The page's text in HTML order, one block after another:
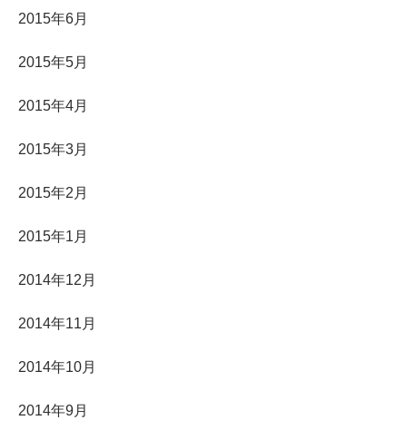
2015年6月
2015年5月
2015年4月
2015年3月
2015年2月
2015年1月
2014年12月
2014年11月
2014年10月
2014年9月